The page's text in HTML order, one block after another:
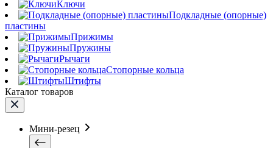
Ключи
Подкладные (опорные)
пластины
Прижимы
Пружины
Рычаги
Стопорные кольца
Штифты
Каталог товаров
Мини-резец